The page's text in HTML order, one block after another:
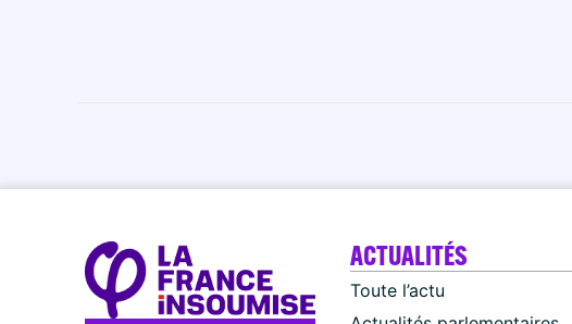
ACTUALITÉS
Toute l’actu